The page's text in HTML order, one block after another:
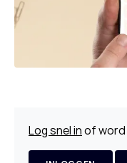
Log snel inof word